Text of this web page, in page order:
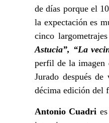
de días porque el
la expectación es
cinco
Astucia”, “La
perfil de la imagen
Jurado después
décima edición del
Antonio Cuadri